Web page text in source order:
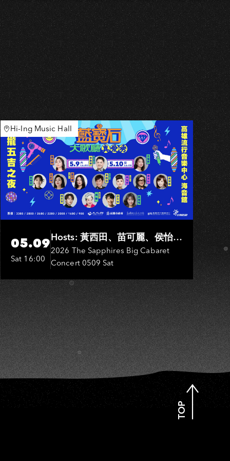
Hi-Ing Music Hall
05.09
Sat 16:00
Hosts: 黃西田、苗可麗、侯怡
君．Entertainers: 葉啟田、鳥來
嬤-吳敏、張秀卿、王彩樺、吳
淑敏、施文彬、邵大倫、曹雅
雯、陳孟賢、黃露瑤
2026 The Sapphires Big Cabaret
Concert 0509 Sat
TOP